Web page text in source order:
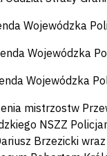
Wojewódzka
Wojewódzka
Wojewódzka
mistrzostw
NSZZ
Brzezicki wraz